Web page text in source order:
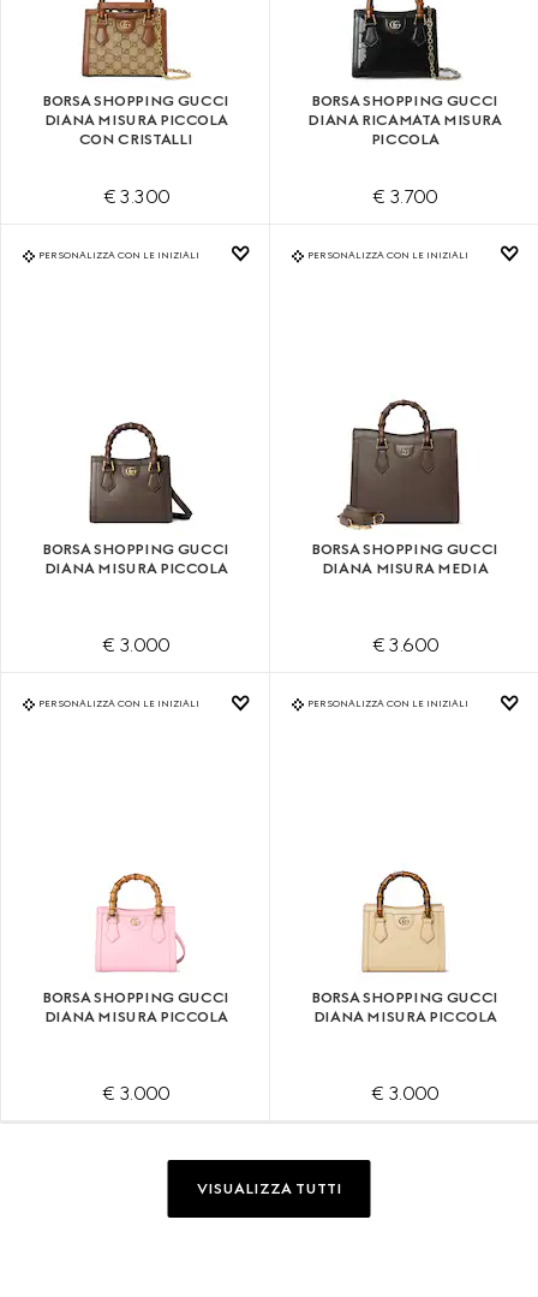
BORSA SHOPPING GUCCI
DIANA MISURA PICCOLA
CON CRISTALLI
€ 3.300
BORSA SHOPPING GUCCI
DIANA RICAMATA MISURA
PICCOLA
€ 3.700
PERSONALIZZA CON LE INIZIALI
BORSA SHOPPING GUCCI
DIANA MISURA PICCOLA
€ 3.000
PERSONALIZZA CON LE INIZIALI
BORSA SHOPPING GUCCI
DIANA MISURA MEDIA
€ 3.600
PERSONALIZZA CON LE INIZIALI
BORSA SHOPPING GUCCI
DIANA MISURA PICCOLA
€ 3.000
PERSONALIZZA CON LE INIZIALI
BORSA SHOPPING GUCCI
DIANA MISURA PICCOLA
€ 3.000
VISUALIZZA TUTTI